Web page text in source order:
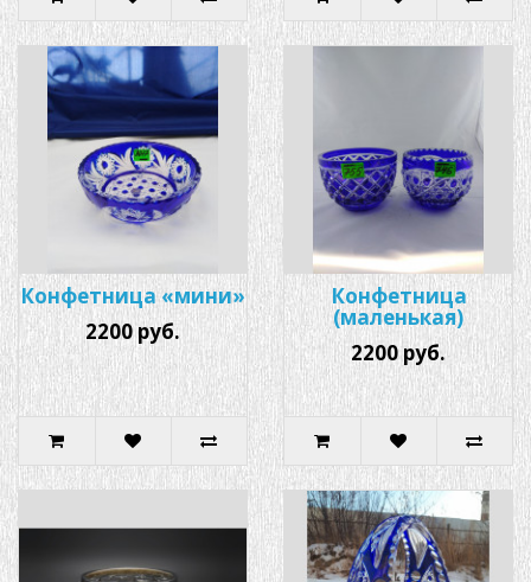
Конфетница «мини»
2200 руб.
Конфетница
(маленькая)
2200 руб.